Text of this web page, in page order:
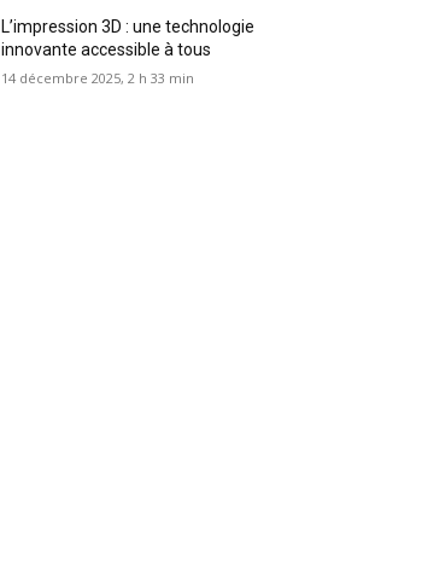
L’impression 3D : une technologie
innovante accessible à tous
14 décembre 2025, 2 h 33 min